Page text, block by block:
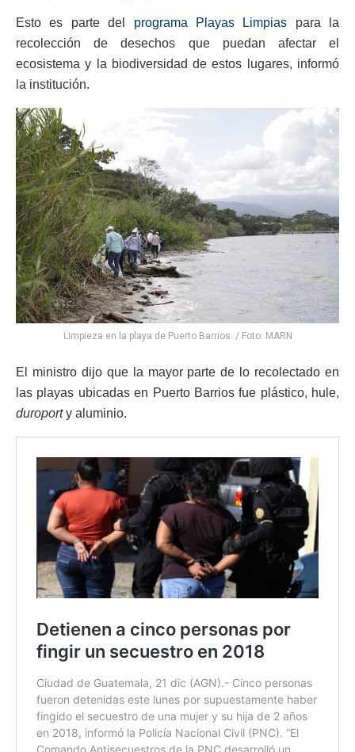
Esto es parte del programa Playas Limpias para la
recolección de desechos que puedan afectar el
ecosistema y la biodiversidad de estos lugares, informó
la institución.
Limpieza en la playa de Puerto Barrios. / Foto: MARN
El ministro dijo que la mayor parte de lo recolectado en
las playas ubicadas en Puerto Barrios fue plástico, hule,
duroporty aluminio.